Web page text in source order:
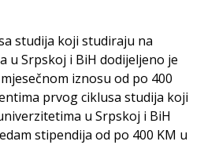
studija koji studiraju na
u Srpskoj i BiH dodijeljeno je
iznosu od po 400
prvog ciklusa studija koji
u Srpskoj i BiH
stipendija od po 400 KM u